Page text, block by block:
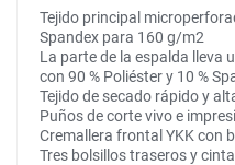
Tejido principal
Spandex para 160 g/m2
La parte de la espalda lleva
con 90 % Poliéster y 10 %
Tejido de secado rápido y
Puños de corte vivo e
Cremallera frontal YKK con
Tres bolsillos traseros y